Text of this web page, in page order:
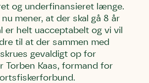
og underfinansieret længe.
mener, at der skal gå 8 år
er helt uacceptabelt og vi vil
til at der sammen med
gevaldigt op for
Torben Kaas, formand for